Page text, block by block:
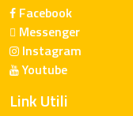
Facebook
Messenger
Instagram
Youtube
Link Utili